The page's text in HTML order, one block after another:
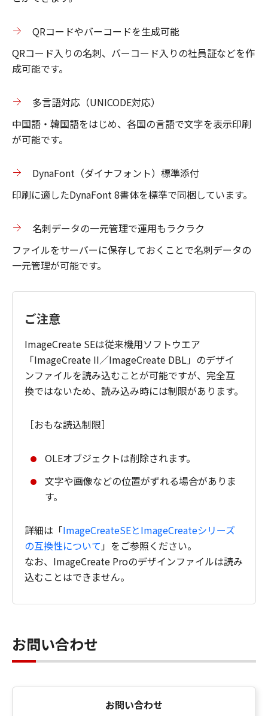
QRコードやバーコードを生成可能
QRコード入りの名刺、バーコード入りの社員証などを作
成可能です。
多言語対応（UNICODE対応）
中国語・韓国語をはじめ、各国の言語で文字を表示印刷
が可能です。
DynaFont（ダイナフォント）標準添付
印刷に適したDynaFont 8書体を標準で同梱しています。
名刺データの一元管理で運用もラクラク
ファイルをサーバーに保存しておくことで名刺データの
一元管理が可能です。
ご注意
ImageCreate SEは従来機用ソフトウエア
「ImageCreate II／ImageCreate DBL」のデザイ
ンファイルを読み込むことが可能ですが、完全互
換ではないため、読み込み時には制限があります。
［おもな読込制限］
OLEオブジェクトは削除されます。
文字や画像などの位置がずれる場合がありま
す。
詳細は「ImageCreateSEとImageCreateシリーズ
の互換性について」をご参照ください。
なお、ImageCreate Proのデザインファイルは読み
込むことはできません。
お問い合わせ
お問い合わせ